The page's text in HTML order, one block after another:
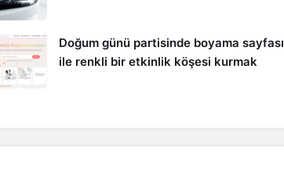
Doğum günü partisinde boyama sayfası
ile renkli bir etkinlik köşesi kurmak